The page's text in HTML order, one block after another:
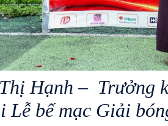
Hạnh –
Lễ bế mạc Giải